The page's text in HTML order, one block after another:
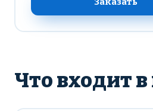
Что входит в